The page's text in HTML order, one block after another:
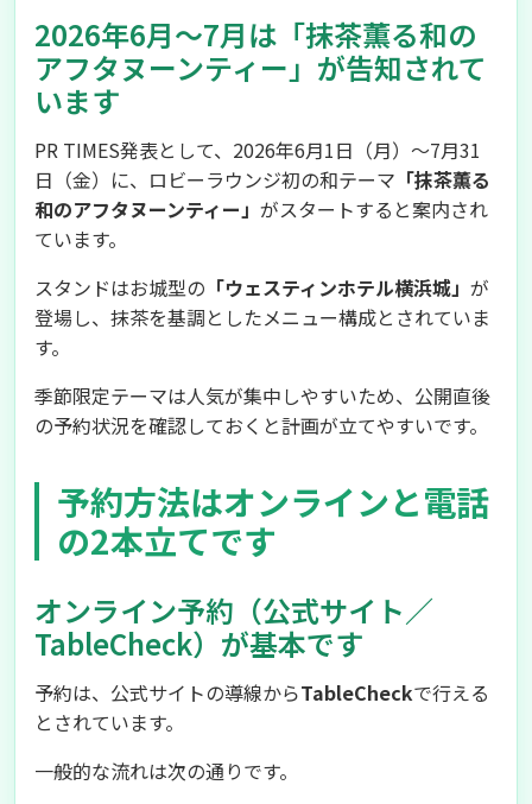
2026年6月〜7月は「抹茶薫る和の
アフタヌーンティー」が告知されて
います
PR TIMES発表として、2026年6月1日（月）〜7月31
日（金）に、ロビーラウンジ初の和テーマ 「抹茶薫る
和のアフタヌーンティー」 がスタートすると案内され
ています。
スタンドはお城型の 「ウェスティンホテル横浜城」 が
登場し、抹茶を基調としたメニュー構成とされていま
す。
季節限定テーマは人気が集中しやすいため、公開直後
の予約状況を確認しておくと計画が立てやすいです。
予約方法はオンラインと電話
の2本立てです
オンライン予約（公式サイト／
TableCheck）が基本です
予約は、公式サイトの導線からTableCheckで行える
とされています。
一般的な流れは次の通りです。